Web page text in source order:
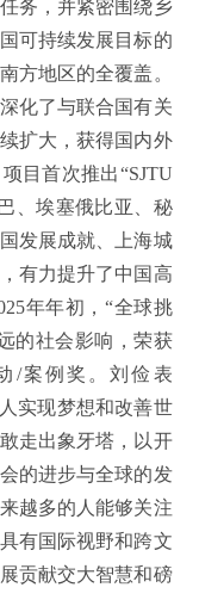
务，并紧密围绕乡
可持续发展目标的
方地区的全覆盖。
化了与联合国有关
扩大，获得国内外
目首次推出“SJTU
、埃塞俄比亚、秘
发展成就、上海城
有力提升了中国高
年年初，“全球挑
的社会影响，荣获
/案例奖。刘俭表
实现梦想和改善世
走出象牙塔，以开
的进步与全球的发
越多的人能够关注
有国际视野和跨文
贡献交大智慧和磅